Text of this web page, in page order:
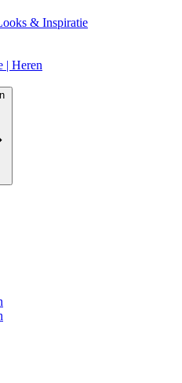
& Inspiratie
| Heren